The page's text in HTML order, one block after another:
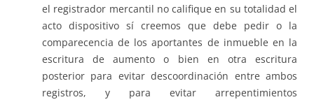
el registrador mercantil no califique en su totalidad el
acto dispositivo sí creemos que debe pedir o la
comparecencia de los aportantes de inmueble en la
escritura de aumento o bien en otra escritura
posterior para evitar descoordinación entre ambos
registros, y para evitar arrepentimientos